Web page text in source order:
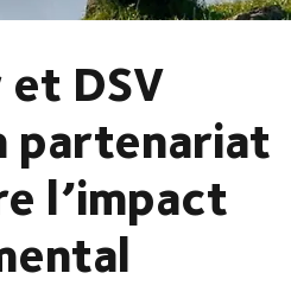
DSV
partenariat
l’impact